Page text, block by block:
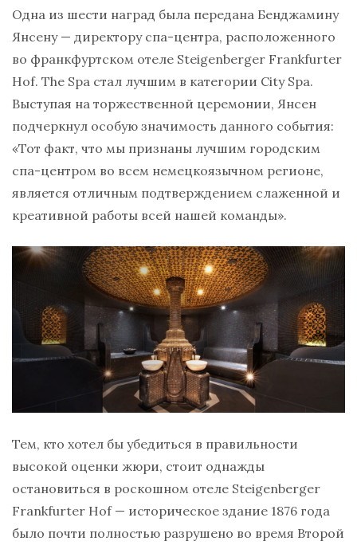
Одна из шести наград была передана Бенджамину
Янсену — директору спа-центра, расположенного
во франкфуртском отеле Steigenberger Frankfurter
Hof. The Spa стал лучшим в категории City Spa.
Выступая на торжественной церемонии, Янсен
подчеркнул особую значимость данного события:
«Тот факт, что мы признаны лучшим городским
спа-центром во всем немецкоязычном регионе,
является отличным подтверждением слаженной и
креативной работы всей нашей команды».
Тем, кто хотел бы убедиться в правильности
высокой оценки жюри, стоит однажды
остановиться в роскошном отеле Steigenberger
Frankfurter Hof — историческое здание 1876 года
было почти полностью разрушено во время Второй